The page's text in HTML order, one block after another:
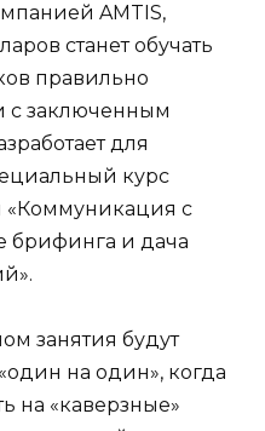
AMTIS,
станет обучать
правильно
с заключенным
для
курс
«Коммуникация с
брифинга и дача
занятия будут
на один», когда
на «каверзные»